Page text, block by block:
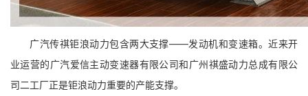
广汽传祺钜浪动力包含两大支撑——发动机和变速箱。近来开
业运营的广汽爱信主动变速器有限公司和广州祺盛动力总成有限公
司二工厂正是钜浪动力重要的产能支撑。